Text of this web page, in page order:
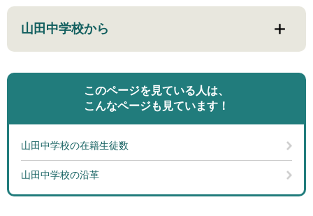
山田中学校から
このページを見ている人は、
こんなページも見ています！
山田中学校の在籍生徒数
山田中学校の沿革